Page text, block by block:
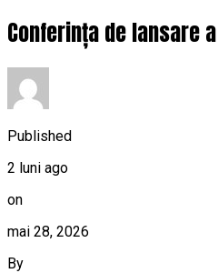
Conferința de lansare
Published
2 luni ago
on
mai 28, 2026
By